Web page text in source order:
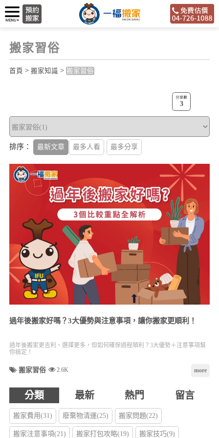
搬家習俗
首頁 > 搬家知識 > 搬家習俗
3
排序： 最新文章 最多人看 最多分享
過年後搬家好嗎？3大優勢與注意事項，讓你搬家更順利！
過年後搬家更吉利、選擇更多，但如何確保過程順利？3大優勢＋注意事項幫
你搞定！
搬家習俗 2.6K more
分類 最新 熱門 留言
搬家費用(31) 廢棄物清運(25) 搬家問題(22)
搬家注意事項(21) 搬家打包攻略(19) 搬家技巧(9)